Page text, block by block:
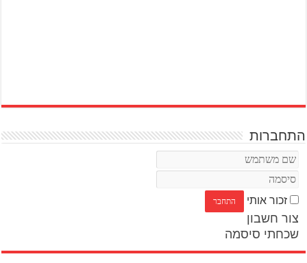
התחברות
זכור אותי
צור חשבון
שכחתי סיסמה